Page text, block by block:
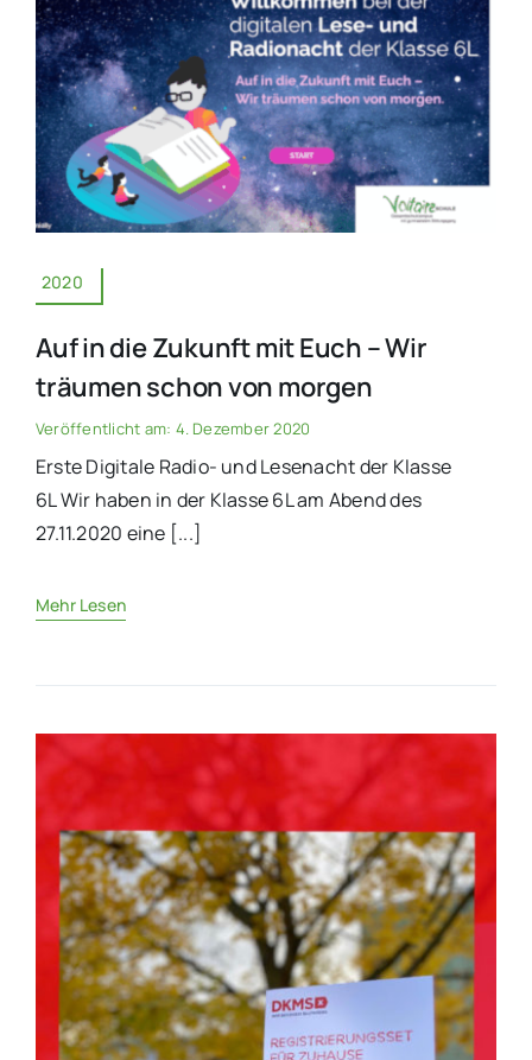
2020
Auf in die Zukunft mit Euch – Wir
träumen schon von morgen
Veröffentlicht am: 4. Dezember 2020
Erste Digitale Radio- und Lesenacht der Klasse
6L Wir haben in der Klasse 6L am Abend des
27.11.2020 eine [...]
Mehr Lesen